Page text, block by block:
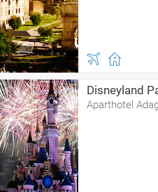
Disneyland
Aparthotel